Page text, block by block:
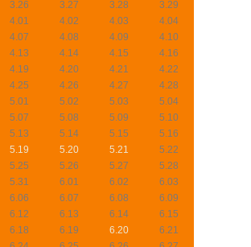
3.26 3.27 3.28
3.29
4.01 4.02 4.03
4.04
4.07 4.08 4.09
4.10
4.13 4.14 4.15
4.16
4.19 4.20 4.21
4.22
4.25 4.26 4.27
4.28
5.01 5.02 5.03
5.04
5.07 5.08 5.09
5.10
5.13 5.14 5.15
5.16
5.19 5.20 5.21
5.22
5.25 5.26 5.27
5.28
5.31 6.01 6.02
6.03
6.06 6.07 6.08
6.09
6.12 6.13 6.14
6.15
6.18 6.19 6.20
6.21